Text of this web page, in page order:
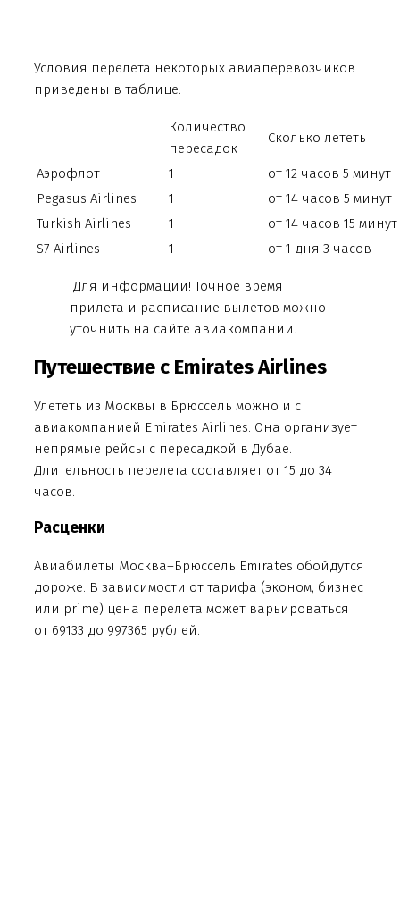
Условия перелета некоторых авиаперевозчиков
приведены в таблице.
Количество
пересадок
Сколько лететь
Аэрофлот 1
от 12 часов 5 минут
Pegasus Airlines
1
от 14 часов 5 минут
Turkish Airlines
1
от 14 часов 15 минут
S7 Airlines
1 от 1 дня 3 часов
Для информации! Точное время
прилета и расписание вылетов можно
уточнить на сайте авиакомпании.
Путешествие с Emirates Airlines
Улететь из Москвы в Брюссель можно и с
авиакомпанией Emirates Airlines. Она организует
непрямые рейсы с пересадкой в Дубае.
Длительность перелета составляет от 15 до 34
часов.
Расценки
Авиабилеты Москва–Брюссель Emirates обойдутся
дороже. В зависимости от тарифа (эконом, бизнес
или prime) цена перелета может варьироваться
от 69133 до 997365 рублей.